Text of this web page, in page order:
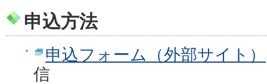
申込方法
申込フォーム（外部サイト）
信